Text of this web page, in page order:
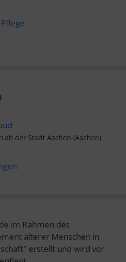
der Stadt Aachen (Aachen)
im Rahmen des
älterer Menschen in
erstellt und wird vor